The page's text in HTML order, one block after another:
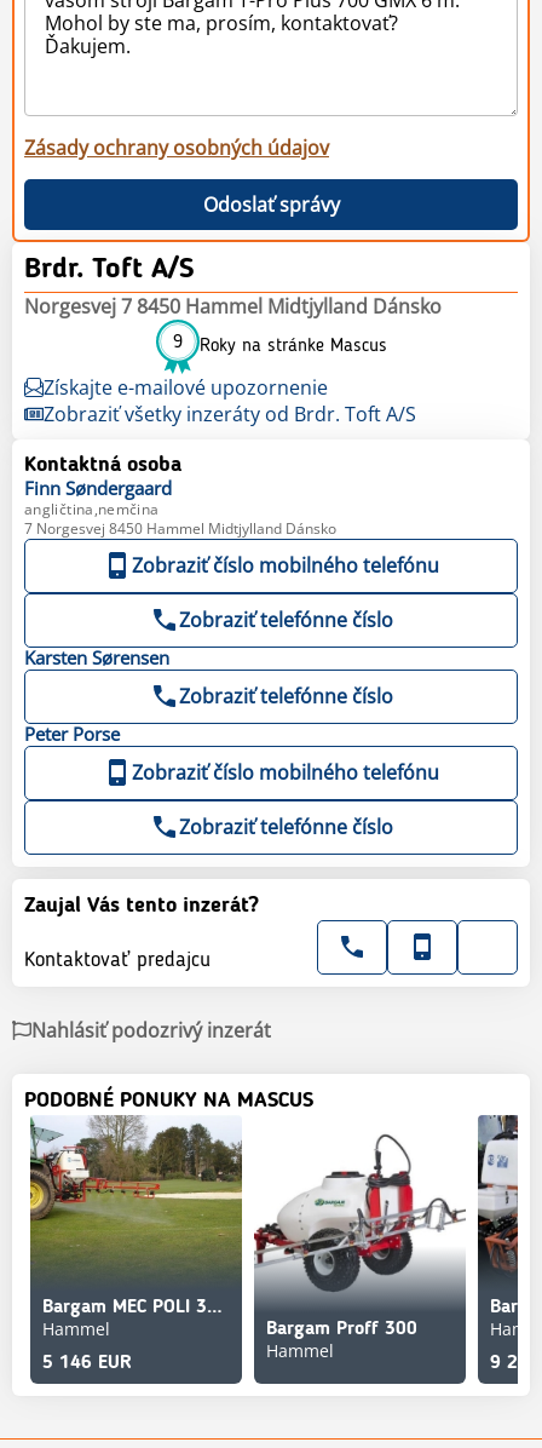
Zásady ochrany osobných údajov
Odoslať správy
Brdr. Toft A/S
Norgesvej 7 8450 Hammel Midtjylland Dánsko
9 Roky na stránke Mascus
Získajte e-mailové upozornenie
Zobraziť všetky inzeráty od Brdr. Toft A/S
Kontaktná osoba
Finn Søndergaard
angličtina,nemčina
7 Norgesvej 8450 Hammel Midtjylland Dánsko
Zobraziť číslo mobilného telefónu
Zobraziť telefónne číslo
Karsten Sørensen
Zobraziť telefónne číslo
Peter Porse
Zobraziť číslo mobilného telefónu
Zobraziť telefónne číslo
Zaujal Vás tento inzerát?
Kontaktovať predajcu
Nahlásiť podozrivý inzerát
PODOBNÉ PONUKY NA MASCUS
Bargam MEC POLI 300 - 6 meter ECO BDM
Hammel
5 146 EUR
Bargam Proff 300
Hammel
9 297